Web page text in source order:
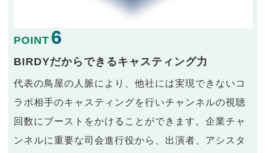
POINT 6
BIRDYだからできるキャスティング力
代表の鳥屋の人脈により、他社には実現できないコ
ラボ相手のキャスティングを行いチャンネルの視聴
回数にブーストをかけることができます。企業チャ
ンネルに重要な司会進行役から、出演者、アシスタ